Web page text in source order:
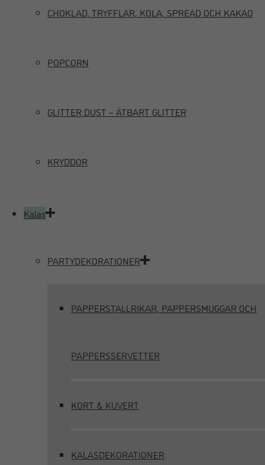
CHOKLAD, TRYFFLAR, KOLA, SPREAD OCH KAKAO
POPCORN
GLITTER DUST – ÄTBART GLITTER
KRYDDOR
Kalas
PARTYDEKORATIONER
PAPPERSTALLRIKAR, PAPPERSMUGGAR OCH
PAPPERSSERVETTER
KORT & KUVERT
KALASDEKORATIONER